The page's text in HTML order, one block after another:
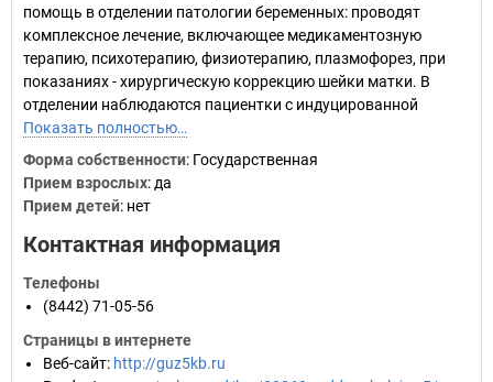
помощь в отделении патологии беременных: проводят
комплексное лечение, включающее медикаментозную
терапию, психотерапию, физиотерапию, плазмофорез, при
показаниях - хирургическую коррекцию шейки матки. В
отделении наблюдаются пациентки с индуцированной
Показать полностью…
Форма собственности: Государственная
Прием взрослых: да
Прием детей: нет
Контактная информация
Телефоны
(8442) 71-05-56
Страницы в интернете
Веб-сайт: http://guz5kb.ru